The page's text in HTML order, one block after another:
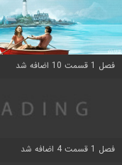
فصل 1 قسمت 10 اضافه شد
فصل 1 قسمت 4 اضافه شد